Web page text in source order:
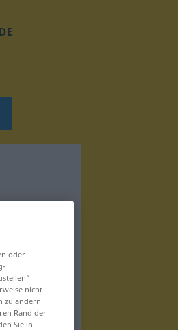
oder
nicht
zu ändern
Rand der
Sie in